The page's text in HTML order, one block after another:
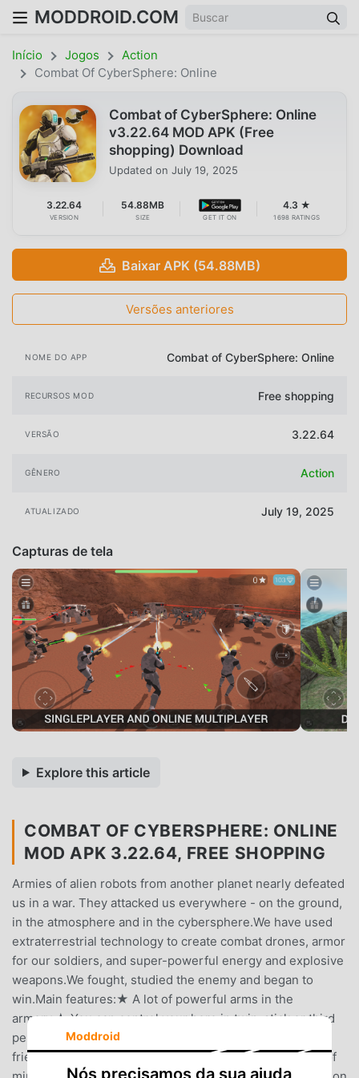
MODDROID.COM
Início Jogos
Action
Combat Of CyberSphere: Online
Combat of CyberSphere: Online
v3.22.64 MOD APK (Free
shopping) Download
Updated on July 19, 2025
3.22.64
VERSION
54.88MB
SIZE GET IT ON
4.3 ★
1698 RATINGS
Baixar APK (54.88MB)
Versões anteriores
NOME DO APP Combat of CyberSphere: Online
RECURSOS MOD Free shopping
VERSÃO 3.22.64
GÊNERO Action
ATUALIZADO July 19, 2025
Capturas de tela
Explore this article
COMBAT OF CYBERSPHERE: ONLINE
MOD APK 3.22.64, FREE SHOPPING
Armies of alien robots from another planet nearly defeated
us in a war. They attacked us everywhere - on the ground,
in the atmosphere and in the cybersphere.We have used
extraterrestrial technology to create combat drones, armor
for our soldiers, and super-powerful energy and explosive
weapons.We fought, studied the enemy and began to
win.Main features:★ A lot of powerful arms in the
armory.★ You can control your hero in twin-stick or third
person mode.★ Online multiplayer - play with your
friends!★ Find the right tactics - choose from a variety of
Moddroid
Nós precisamos da sua ajuda